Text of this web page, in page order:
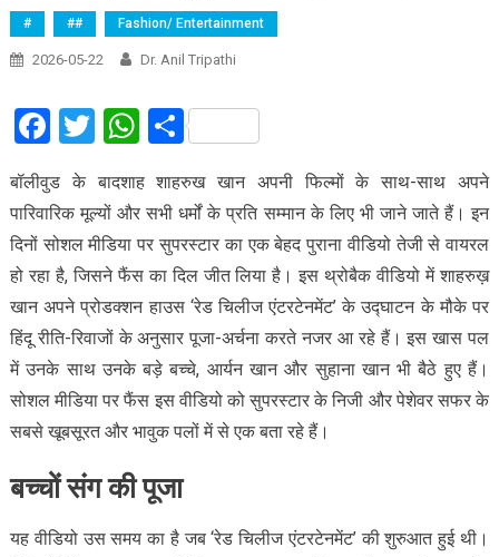
# ## Fashion/ Entertainment
2026-05-22 Dr. Anil Tripathi
Facebook
Twitter
WhatsApp
Share
बॉलीवुड के बादशाह शाहरुख खान अपनी फिल्मों के साथ-साथ अपने
पारिवारिक मूल्यों और सभी धर्मों के प्रति सम्मान के लिए भी जाने जाते हैं। इन
दिनों सोशल मीडिया पर सुपरस्टार का एक बेहद पुराना वीडियो तेजी से वायरल
हो रहा है, जिसने फैंस का दिल जीत लिया है। इस थ्रोबैक वीडियो में शाहरुख़
खान अपने प्रोडक्शन हाउस ‘रेड चिलीज एंटरटेनमेंट’ के उद्घाटन के मौके पर
हिंदू रीति-रिवाजों के अनुसार पूजा-अर्चना करते नजर आ रहे हैं। इस खास पल
में उनके साथ उनके बड़े बच्चे, आर्यन खान और सुहाना खान भी बैठे हुए हैं।
सोशल मीडिया पर फैंस इस वीडियो को सुपरस्टार के निजी और पेशेवर सफर के
सबसे खूबसूरत और भावुक पलों में से एक बता रहे हैं।
बच्चों संग की पूजा
यह वीडियो उस समय का है जब ‘रेड चिलीज एंटरटेनमेंट’ की शुरुआत हुई थी।